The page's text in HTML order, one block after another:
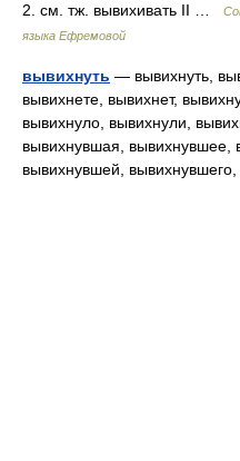
2. см. тж. вывихивать II …
языка Ефремовой
вывихнуть — вывихнуть,
вывихнете, вывихнет,
вывихнуло, вывихнули,
вывихнувшая, вывихнувшее,
вывихнувшей,